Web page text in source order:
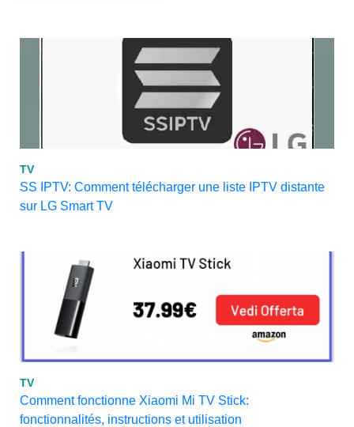
TV
SS IPTV: Comment télécharger une liste IPTV distante
sur LG Smart TV
TV
Comment fonctionne Xiaomi Mi TV Stick:
fonctionnalités, instructions et utilisation